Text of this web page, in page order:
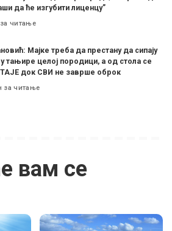
да ће изгубити лиценцу”
читање
Мајке треба да престану да сипају
у тањире целој породици, а од стола се
док СВИ не заврше оброк
за читање
вам се